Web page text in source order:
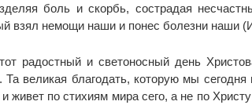
боль и скорбь, сострадая
взял немощи наши и понес болезни наши
радостный и светоносный день
Та великая благодать, которую мы
живет по стихиям мира сего, а не по